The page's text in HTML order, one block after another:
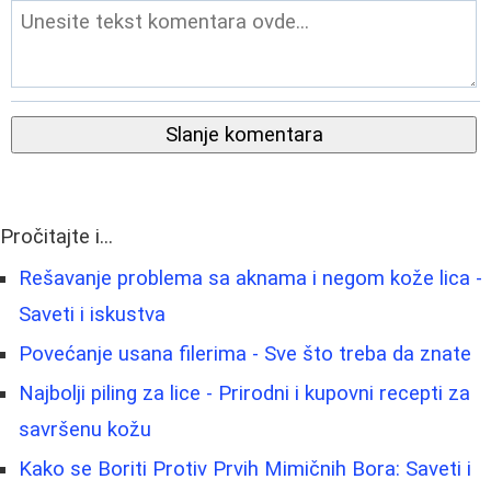
Slanje komentara
Pročitajte i...
Rešavanje problema sa aknama i negom kože lica -
Saveti i iskustva
Povećanje usana filerima - Sve što treba da znate
Najbolji piling za lice - Prirodni i kupovni recepti za
savršenu kožu
Kako se Boriti Protiv Prvih Mimičnih Bora: Saveti i